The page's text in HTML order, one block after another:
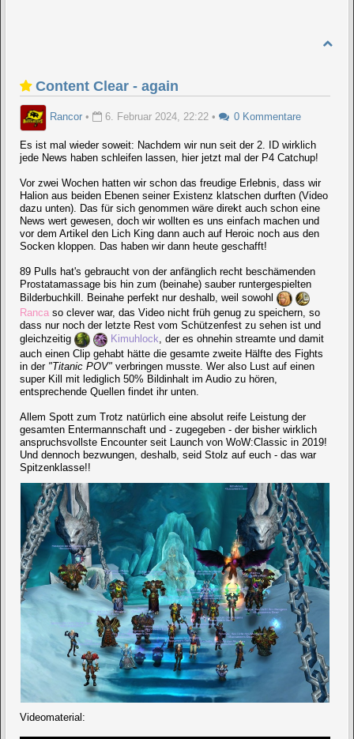
Content Clear - again
Rancor • 6. Februar 2024, 22:22 • 0 Kommentare
Es ist mal wieder soweit: Nachdem wir nun seit der 2. ID wirklich
jede News haben schleifen lassen, hier jetzt mal der P4 Catchup!
Vor zwei Wochen hatten wir schon das freudige Erlebnis, dass wir
Halion aus beiden Ebenen seiner Existenz klatschen durften (Video
dazu unten). Das für sich genommen wäre direkt auch schon eine
News wert gewesen, doch wir wollten es uns einfach machen und
vor dem Artikel den Lich King dann auch auf Heroic noch aus den
Socken kloppen. Das haben wir dann heute geschafft!
89 Pulls hat's gebraucht von der anfänglich recht beschämenden
Prostatamassage bis hin zum (beinahe) sauber runtergespielten
Bilderbuchkill. Beinahe perfekt nur deshalb, weil sowohl
Ranca so clever war, das Video nicht früh genug zu speichern, so
dass nur noch der letzte Rest vom Schützenfest zu sehen ist und
gleichzeitig
Kimuhlock, der es ohnehin streamte und damit
auch einen Clip gehabt hätte die gesamte zweite Hälfte des Fights
in der "Titanic POV" verbringen musste. Wer also Lust auf einen
super Kill mit lediglich 50% Bildinhalt im Audio zu hören,
entsprechende Quellen findet ihr unten.
Allem Spott zum Trotz natürlich eine absolut reife Leistung der
gesamten Entermannschaft und - zugegeben - der bisher wirklich
anspruchsvollste Encounter seit Launch von WoW:Classic in 2019!
Und dennoch bezwungen, deshalb, seid Stolz auf euch - das war
Spitzenklasse!!
Videomaterial: